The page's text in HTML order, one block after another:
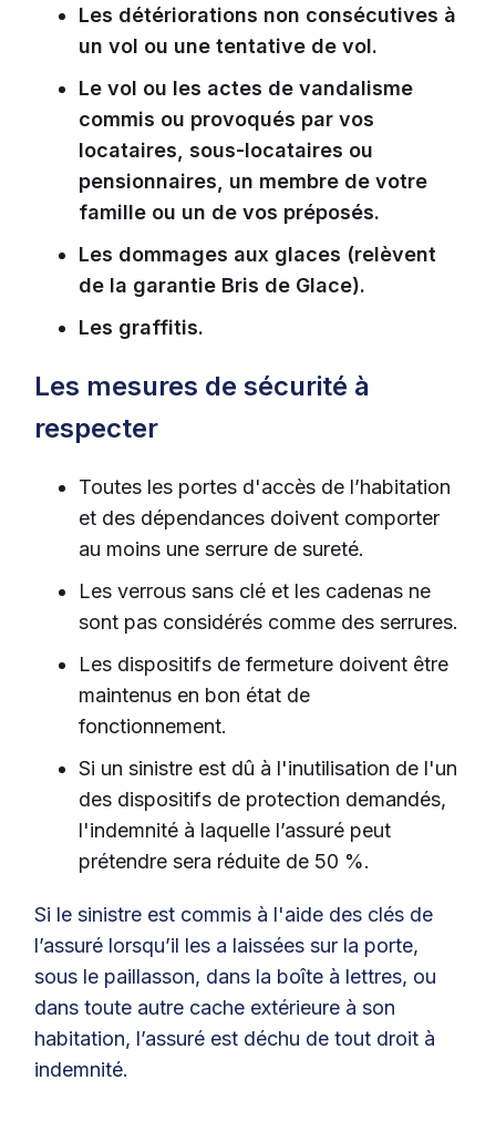
Les détériorations non consécutives à
un vol ou une tentative de vol.
Le vol ou les actes de vandalisme
commis ou provoqués par vos
locataires, sous-locataires ou
pensionnaires, un membre de votre
famille ou un de vos préposés.
Les dommages aux glaces (relèvent
de la garantie Bris de Glace).
Les graffitis.
Les mesures de sécurité à
respecter
Toutes les portes d'accès de l’habitation
et des dépendances doivent comporter
au moins une serrure de sureté.
Les verrous sans clé et les cadenas ne
sont pas considérés comme des serrures.
Les dispositifs de fermeture doivent être
maintenus en bon état de
fonctionnement.
Si un sinistre est dû à l'inutilisation de l'un
des dispositifs de protection demandés,
l'indemnité à laquelle l’assuré peut
prétendre sera réduite de 50 %.
Si le sinistre est commis à l'aide des clés de
l’assuré lorsqu’il les a laissées sur la porte,
sous le paillasson, dans la boîte à lettres, ou
dans toute autre cache extérieure à son
habitation, l’assuré est déchu de tout droit à
indemnité.